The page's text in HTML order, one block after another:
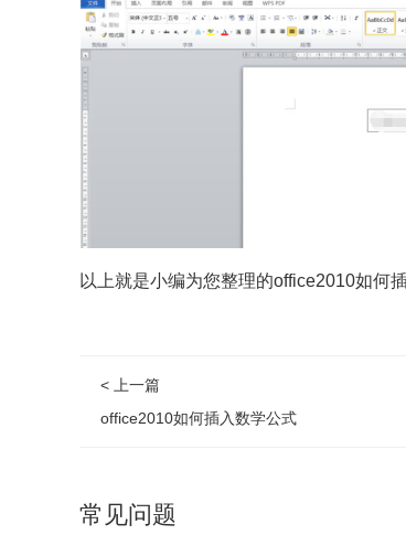
以上就是小编为您整理的office2010如何
< 上一篇
office2010如何插入数学公式
常见问题